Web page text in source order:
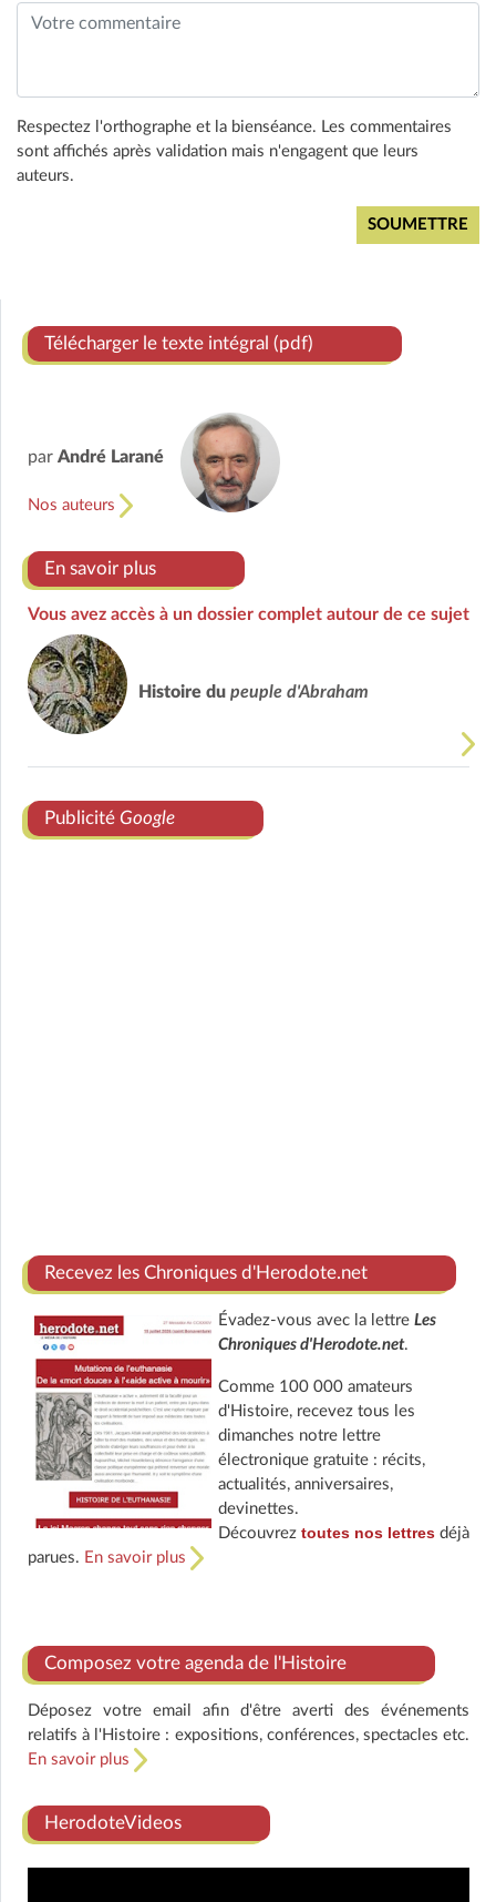
Respectez l'orthographe et la bienséance. Les commentaires
sont affichés après validation mais n'engagent que leurs
auteurs.
Télécharger le texte intégral (pdf)
par André Larané
Nos auteurs
En savoir plus
Vous avez accès à un dossier complet autour de ce sujet
Histoire du peuple d'Abraham
Publicité Google
Recevez les Chroniques d'Herodote.net
Évadez-vous avec la lettre Les
Chroniques d'Herodote.net.
Comme 100 000 amateurs
d'Histoire, recevez tous les
dimanches notre lettre
électronique gratuite : récits,
actualités, anniversaires,
devinettes.
Découvrez toutes nos lettresdéjà
parues. En savoir plus
Composez votre agenda de l'Histoire
Déposez votre email afin d'être averti des événements
relatifs à l'Histoire : expositions, conférences, spectacles etc.
En savoir plus
HerodoteVideos